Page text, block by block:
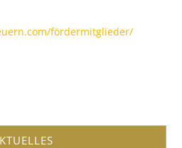
fördermitglieder/